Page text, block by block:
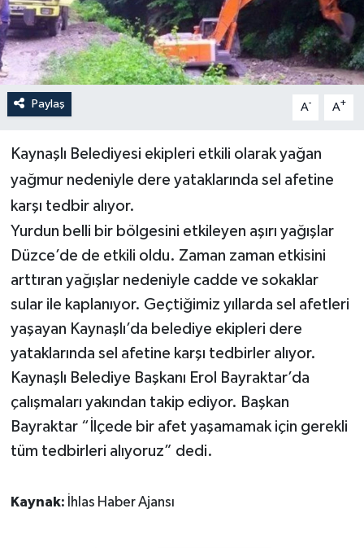
Paylaş A- A+
Kaynaşlı Belediyesi ekipleri etkili olarak yağan
yağmur nedeniyle dere yataklarında sel afetine
karşı tedbir alıyor.
Yurdun belli bir bölgesini etkileyen aşırı yağışlar
Düzce’de de etkili oldu. Zaman zaman etkisini
arttıran yağışlar nedeniyle cadde ve sokaklar
sular ile kaplanıyor. Geçtiğimiz yıllarda sel afetleri
yaşayan Kaynaşlı’da belediye ekipleri dere
yataklarında sel afetine karşı tedbirler alıyor.
Kaynaşlı Belediye Başkanı Erol Bayraktar’da
çalışmaları yakından takip ediyor. Başkan
Bayraktar “İlçede bir afet yaşamamak için gerekli
tüm tedbirleri alıyoruz” dedi.
Kaynak: İhlas Haber Ajansı
Tarım
Turizm
Yerel Yönetimler
DÜNYA
YEREL